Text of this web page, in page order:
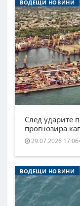
ВОДЕЩИ НОВИНИ
След ударите
прогнозира
29.07.2026
ВОДЕЩИ НОВИНИ